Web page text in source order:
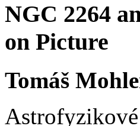
NGC 2264
on Picture
Tomáš